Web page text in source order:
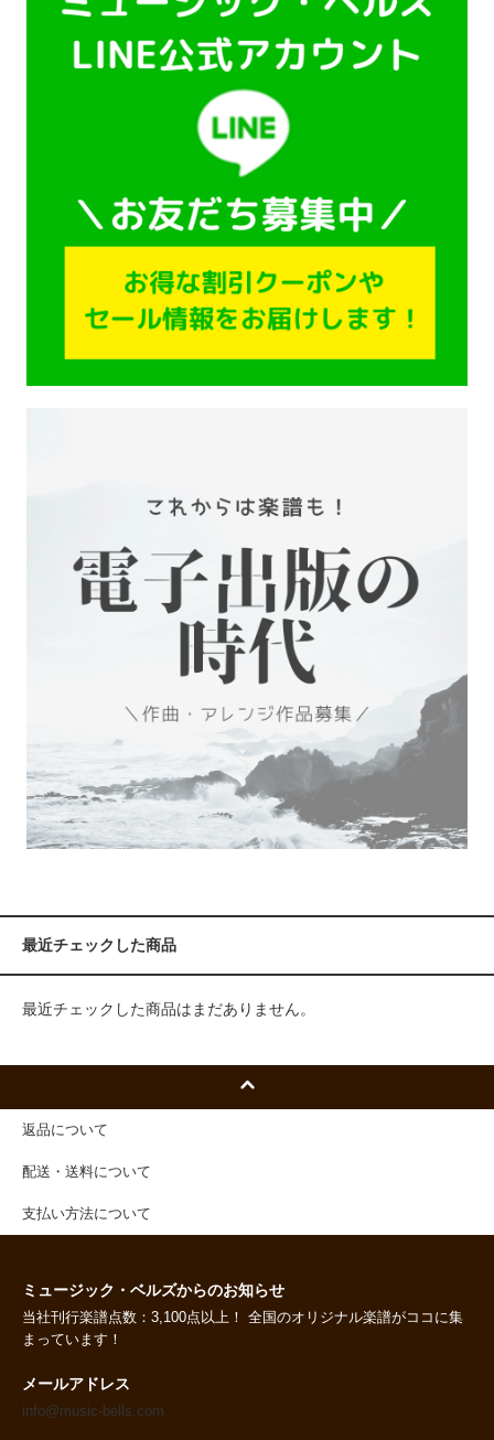
最近チェックした商品
最近チェックした商品はまだありません。
返品について
配送・送料について
支払い方法について
ミュージック・ベルズからのお知らせ
当社刊行楽譜点数：3,100点以上！ 全国のオリジナル楽譜がココに集
まっています！
メールアドレス
info@music-bells.com